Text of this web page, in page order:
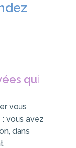
qui
vous
vous avez
dans